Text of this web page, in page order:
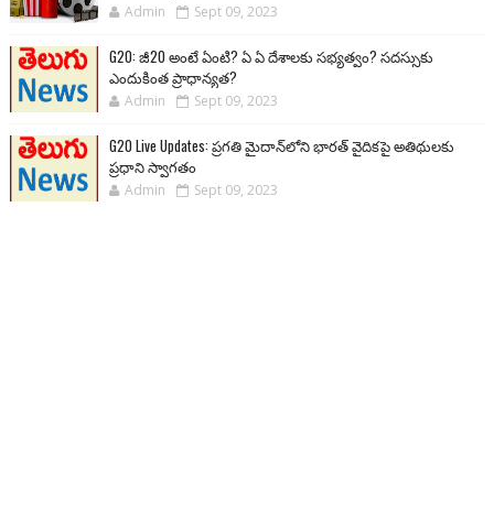
Admin Sept 09, 2023
G20: జీ20 అంటే ఏంటి? ఏ ఏ దేశాలకు సభ్యత్వం? సదస్సుకు
ఎందుకింత ప్రాధాన్యత?
Admin Sept 09, 2023
G20 Live Updates: ప్రగతి మైదాన్‌లోని భారత్ వైదికపై అతిథులకు
ప్రధాని స్వాగతం
Admin Sept 09, 2023